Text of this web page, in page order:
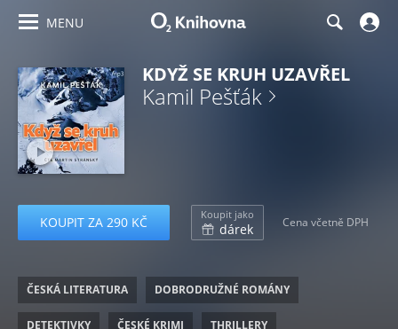
MENU
KDYŽ SE KRUH UZAVŘEL
Kamil Pešťák
KOUPIT ZA 290 KČ Koupit jako
dárek Cena včetně DPH
ČESKÁ LITERATURA DOBRODRUŽNÉ ROMÁNY
DETEKTIVKY ČESKÉ KRIMI THRILLERY